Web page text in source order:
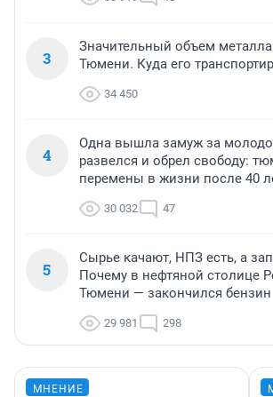
3
Значительный объем
Тюмени. Куда его
34 450
4
Одна вышла замуж за
развелся и обрел свободу:
перемены в жизни после 40
30 032 47
5
Сырье качают, НПЗ есть, а
Почему в нефтяной столице
Тюмени — закончился бензин
29 981 298
МНЕНИЕ